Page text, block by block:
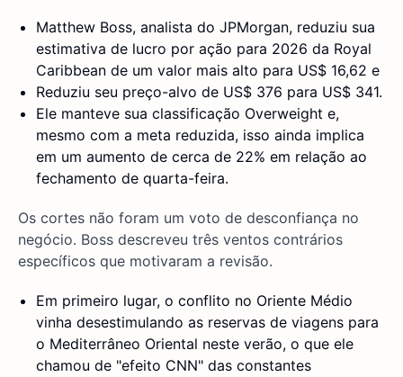
Matthew Boss, analista do JPMorgan, reduziu sua
estimativa de lucro por ação para 2026 da Royal
Caribbean de um valor mais alto para US$ 16,62 e
Reduziu seu preço-alvo de US$ 376 para US$ 341.
Ele manteve sua classificação Overweight e,
mesmo com a meta reduzida, isso ainda implica
em um aumento de cerca de 22% em relação ao
fechamento de quarta-feira.
Os cortes não foram um voto de desconfiança no
negócio. Boss descreveu três ventos contrários
específicos que motivaram a revisão.
Em primeiro lugar, o conflito no Oriente Médio
vinha desestimulando as reservas de viagens para
o Mediterrâneo Oriental neste verão, o que ele
chamou de "efeito CNN" das constantes